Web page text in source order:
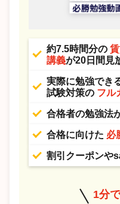
約7.5時間分の
講義が20日間見
実際に勉強でき
試験対策の フル
合格者の勉強法
合格に向けた 必
割引クーポンや
1分